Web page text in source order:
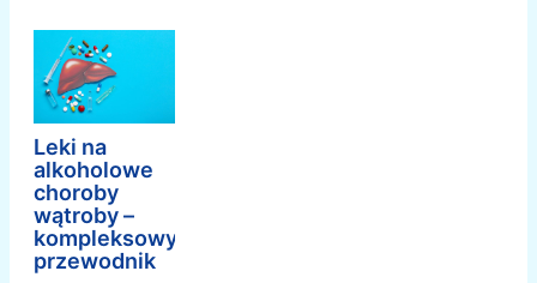
Leki na
alkoholowe
choroby
wątroby –
kompleksowy
przewodnik